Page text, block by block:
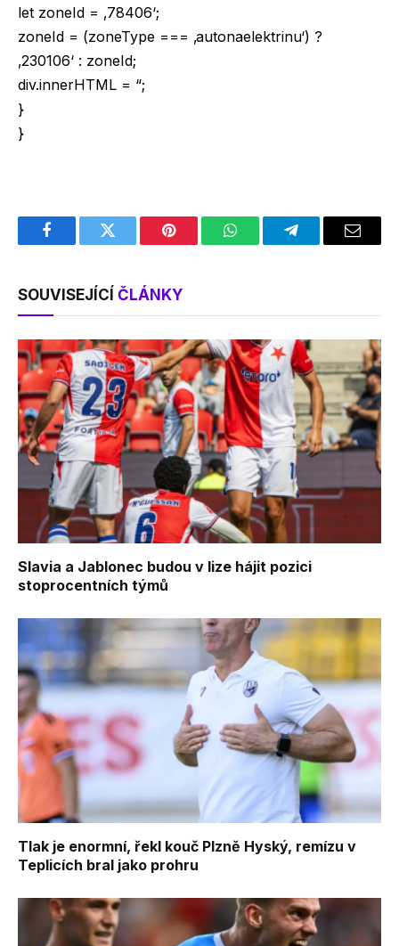
let zoneId = ‚78406‘;
zoneId = (zoneType === ‚autonaelektrinu‘) ?
‚230106‘ : zoneId;
div.innerHTML = “;
}
}
FacebookTwitter Pinterest WhatsAppTelegramEmail
SOUVISEJÍCÍ ČLÁNKY
Slavia a Jablonec budou v lize hájit pozici
stoprocentních týmů
Tlak je enormní, řekl kouč Plzně Hyský, remízu v
Teplicích bral jako prohru